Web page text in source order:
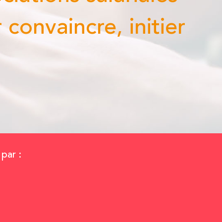
initier
: